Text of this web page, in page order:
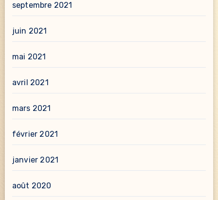
septembre 2021
juin 2021
mai 2021
avril 2021
mars 2021
février 2021
janvier 2021
août 2020